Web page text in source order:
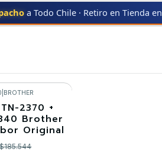
a Todo Chile · Retiro en Tienda en
L2700
BROTHER
2370 +
Brother
Original
$185.544